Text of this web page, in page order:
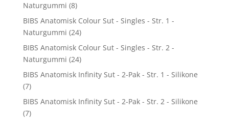
Naturgummi (8)
BIBS Anatomisk Colour Sut - Singles - Str. 1 -
Naturgummi (24)
BIBS Anatomisk Colour Sut - Singles - Str. 2 -
Naturgummi (24)
BIBS Anatomisk Infinity Sut - 2-Pak - Str. 1 - Silikone
(7)
BIBS Anatomisk Infinity Sut - 2-Pak - Str. 2 - Silikone
(7)